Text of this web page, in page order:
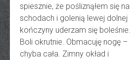
spiesznie, że pośliznąłem się na
schodach i golenią lewej dolnej
kończyny uderzam się boleśnie.
Boli okrutnie. Obmacuję nogę –
chyba cała. Zimny okład i